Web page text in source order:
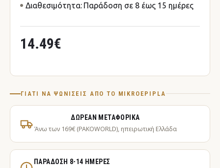
14.49€
Διαθεσιμότητα: Παράδοση σε 8 έως 15 ημέρες
ΓΙΑΤΊ ΝΑ ΨΩΝΊΣΕΙΣ ΑΠΌ ΤΟ MIKROEPIPLA
ΔΩΡΕΆΝ ΜΕΤΑΦΟΡΙΚΆ
Άνω των 169€ (PAKOWORLD), ηπειρωτική Ελλάδα
ΠΑΡΆΔΟΣΗ 8-14 ΗΜΈΡΕΣ